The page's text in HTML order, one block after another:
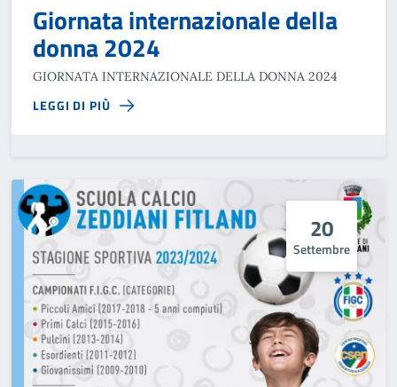
Giornata internazionale della
donna 2024
GIORNATA INTERNAZIONALE DELLA DONNA 2024
LEGGI DI PIÙ
20
Settembre